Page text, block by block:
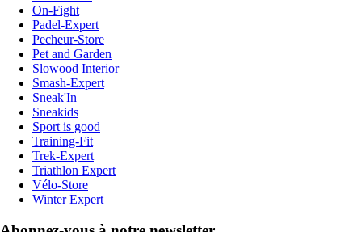
On-Fight
Padel-Expert
Pecheur-Store
Pet and Garden
Slowood Interior
Smash-Expert
Sneak'In
Sneakids
Sport is good
Training-Fit
Trek-Expert
Triathlon Expert
Vélo-Store
Winter Expert